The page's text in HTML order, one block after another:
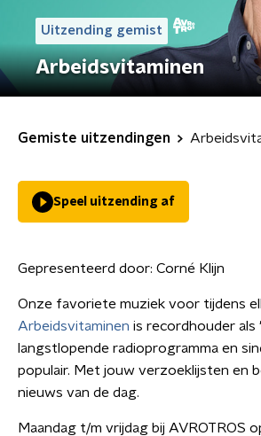
Uitzending gemist
Arbeidsvitaminen
Gemiste uitzendingen
Speel uitzending af
Gepresenteerd door: Corné Klijn
Onze favoriete muziek voor tijdens
Arbeidsvitaminen is recordhouder als
langstlopende radioprogramma en
populair. Met jouw verzoeklijsten en
nieuws van de dag.
Maandag t/m vrijdag bij AVROTROS